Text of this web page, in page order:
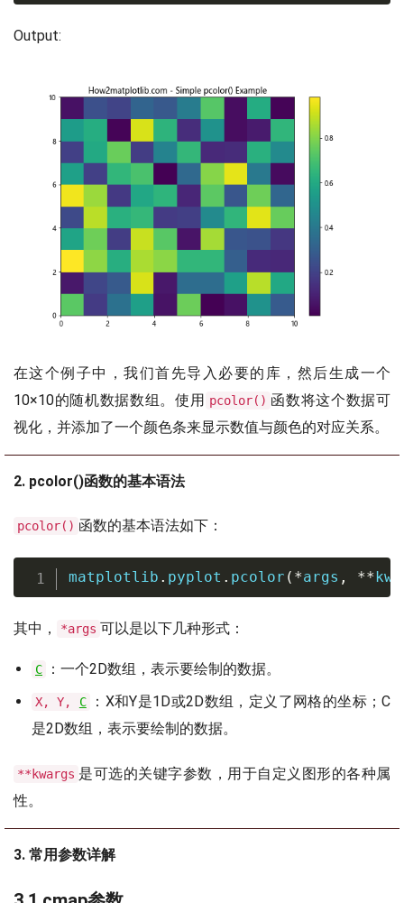
Output:
在这个例子中，我们首先导入必要的库，然后生成一个
10×10的随机数据数组。使用 pcolor() 函数将这个数据可
视化，并添加了一个颜色条来显示数值与颜色的对应关系。
2. pcolor()函数的基本语法
pcolor() 函数的基本语法如下：
matplotlib . pyplot . pcolor ( *args , **
其中， *args 可以是以下几种形式：
C ：一个2D数组，表示要绘制的数据。
X, Y, C
：X和Y是1D或2D数组，定义了网格的坐标；C
是2D数组，表示要绘制的数据。
**kwargs 是可选的关键字参数，用于自定义图形的各种属
性。
3. 常用参数详解